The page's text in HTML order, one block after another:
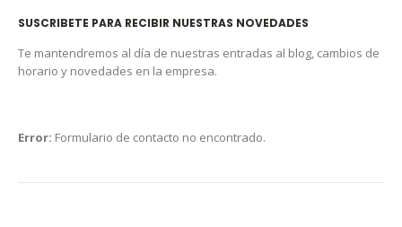
SUSCRIBETE PARA RECIBIR NUESTRAS NOVEDADES
Te mantendremos al día de nuestras entradas al blog, cambios de
horario y novedades en la empresa.
Error: Formulario de contacto no encontrado.